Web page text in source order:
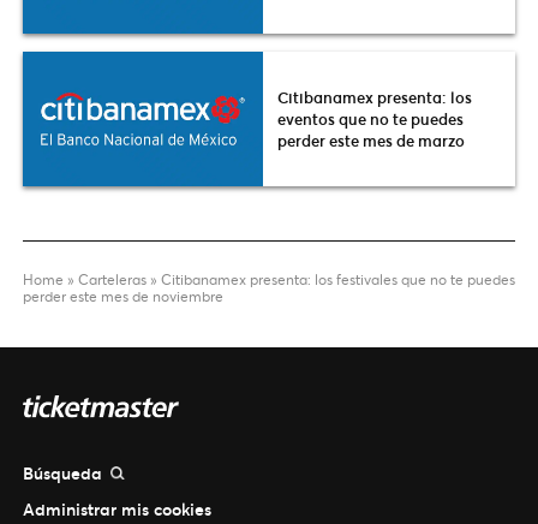
Citibanamex presenta: los
eventos que no te puedes
perder este mes de marzo
Home » Carteleras » Citibanamex presenta: los festivales que no te puedes
perder este mes de noviembre
Búsqueda
Administrar mis cookies